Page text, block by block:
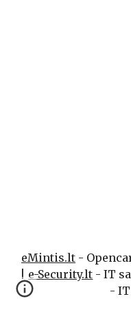
eMintis.lt -
| e-Security.lt - IT
-